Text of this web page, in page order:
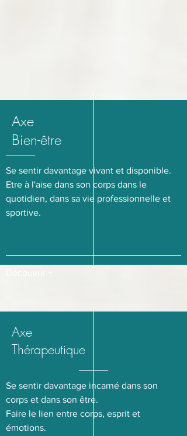
Axe
Bien-être
Se sentir davantage vivant et disponible.
Etre à l'aise dans son corps dans le
quotidien, dans sa vie professionnelle et
sportive.
Axe
Thérapeutique
Se sentir davantage incarné dans son
corps et dans son être.
Faire le lien entre corps, esprit et
émotions.